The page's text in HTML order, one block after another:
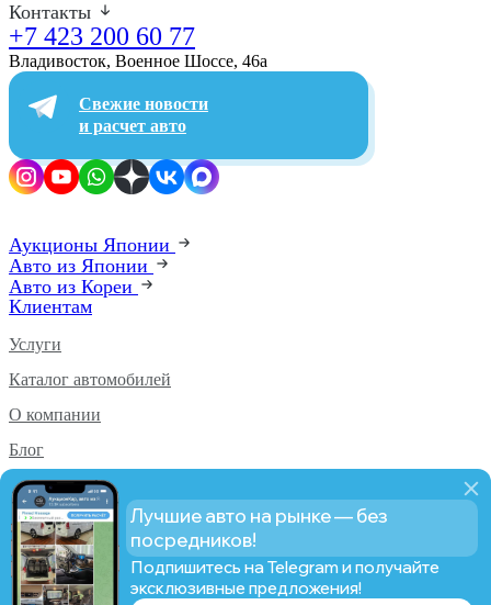
Контакты
+7 423 200 60 77
Владивосток, Военное Шоссе, 46а​
Свежие новости
и расчет авто
Аукционы Японии
Авто из Японии
Авто из Кореи
Клиентам
Услуги
Каталог автомобилей
О компании
Блог
Аукционы PRO
Статистика PROЛучшие авто на рынке — без
посредников!
Подпишитесь на Telegram и получайте
эксклюзивные предложения!